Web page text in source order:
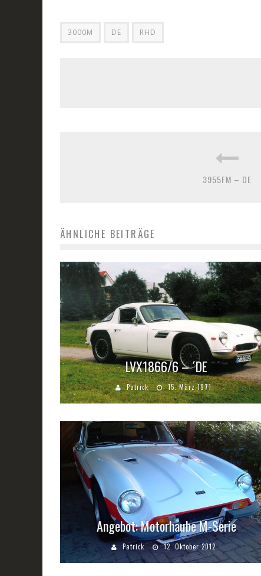
3000M DE RHD
3955FM – DE
ÄHNLICHE BEITRÄGE
LVX1866/6 – ´DE
Patrick 15. März 1971
Angebot: Motorhaube M-Serie
Patrick 12. Oktober 2012